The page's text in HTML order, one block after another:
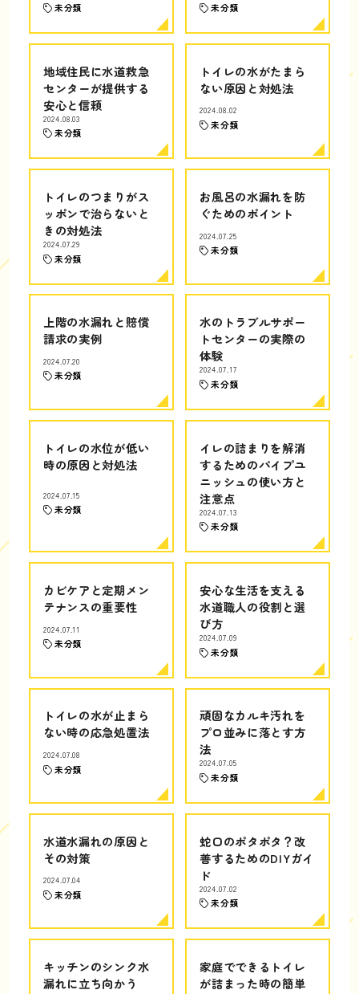
未分類 未分類
地域住民に水道救急
センターが提供する
安心と信頼
2024.08.03
未分類
トイレの水がたまら
ない原因と対処法
2024.08.02
未分類
トイレのつまりがス
ッポンで治らないと
きの対処法
2024.07.29
未分類
お風呂の水漏れを防
ぐためのポイント
2024.07.25
未分類
上階の水漏れと賠償
請求の実例
2024.07.20
未分類
水のトラブルサポー
トセンターの実際の
体験
2024.07.17
未分類
トイレの水位が低い
時の原因と対処法
2024.07.15
未分類
イレの詰まりを解消
するためのパイプユ
ニッシュの使い方と
注意点
2024.07.13
未分類
カビケアと定期メン
テナンスの重要性
2024.07.11
未分類
安心な生活を支える
水道職人の役割と選
び方
2024.07.09
未分類
トイレの水が止まら
ない時の応急処置法
2024.07.08
未分類
頑固なカルキ汚れを
プロ並みに落とす方
法
2024.07.05
未分類
水道水漏れの原因と
その対策
2024.07.04
未分類
蛇口のポタポタ？改
善するためのDIYガイ
ド
2024.07.02
未分類
キッチンのシンク水
漏れに立ち向かう
家庭でできるトイレ
が詰まった時の簡単